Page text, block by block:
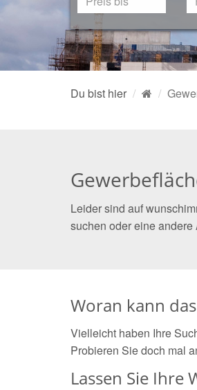
Du bist hier
Leider sind auf
suchen oder eine
Woran kann
Vielleicht haben Ihre
Probieren Sie doch mal
Lassen Sie